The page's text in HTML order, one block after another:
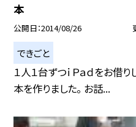
本
公開日 2014/08/26
できごと
１人１台ずつｉＰａｄをお借
本を作りました。 お話...